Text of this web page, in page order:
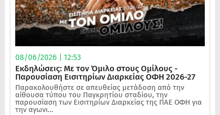
08/06/2026 | 12:53
Εκδηλώσεις: Με τον Όμιλο στους Ομίλους -
Παρουσίαση Εισιτηρίων Διαρκείας ΟΦΗ 2026-27
Παρακολουθήστε σε απευθείας μετάδοση από την
αίθουσα τύπου του Παγκρητίου σταδίου, την
παρουσίαση των Εισιτηρίων Διαρκείας της ΠΑΕ ΟΦΗ για
την αγωνι...